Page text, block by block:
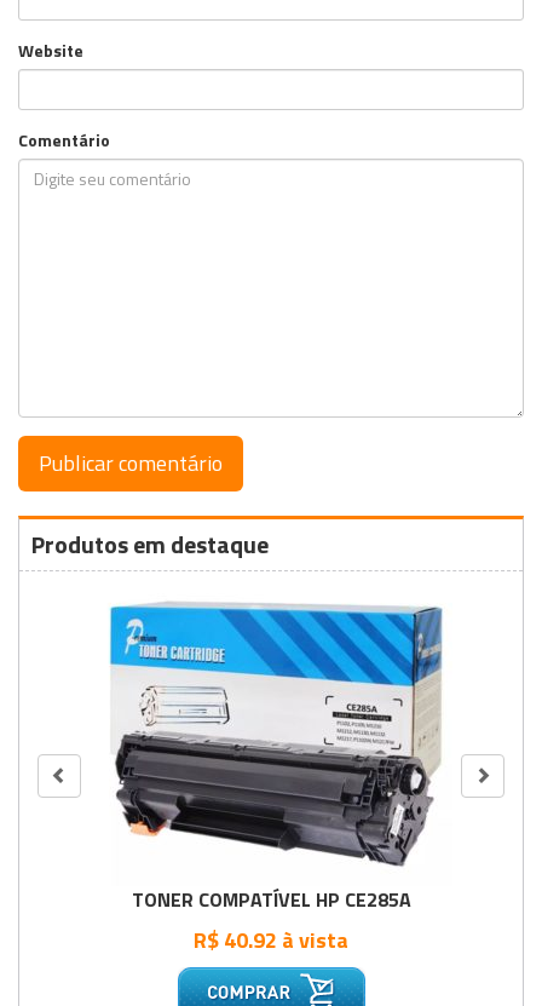
Website
Comentário
Produtos em destaque
TONER COMPATÍVEL HP CE285A
R$ 40.92 à vista